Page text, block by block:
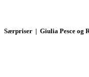
Særpriser | Giulia Pesce og